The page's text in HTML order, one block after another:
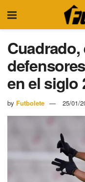
en el siglo
by Futbolete 25/01/